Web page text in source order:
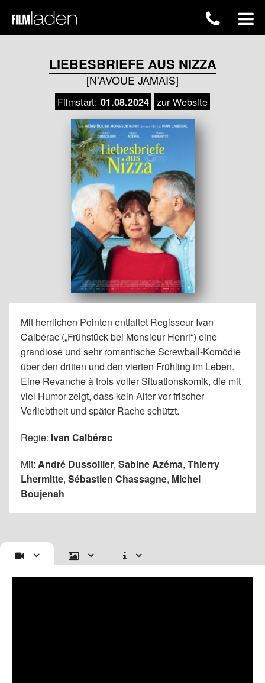
LIEBESBRIEFE AUS NIZZA
[N’AVOUE JAMAIS]
Filmstart: 01.08.2024 zur Website
Mit herrlichen Pointen entfaltet Regisseur Ivan
Calbérac („Frühstück bei Monsieur Henri“) eine
grandiose und sehr romantische Screwball-Komödie
über den dritten und den vierten Frühling im Leben.
Eine Revanche à trois voller Situationskomik, die mit
viel Humor zeigt, dass kein Alter vor frischer
Verliebtheit und später Rache schützt.
Regie: Ivan Calbérac
Mit: André Dussollier, Sabine Azéma, Thierry
Lhermitte, Sébastien Chassagne, Michel
Boujenah